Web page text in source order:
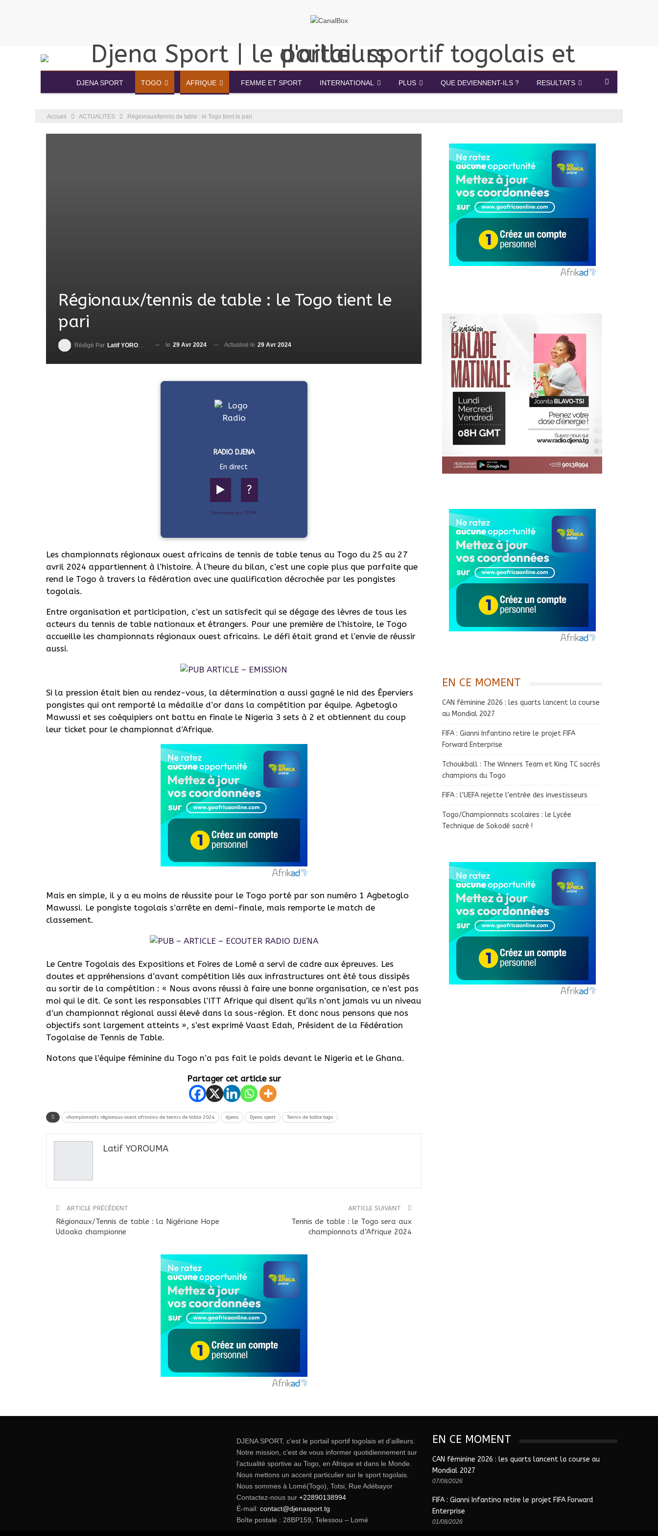
DJENA SPORT TOGO AFRIQUE FEMME ET SPORT INTERNATIONAL PLUS QUE DEVIENNENT-ILS ? RESULTATS
Accueil ACTUALITES Régionaux/tennis de table : le Togo tient le pari
Régionaux/tennis de table : le Togo tient le
pari
Rédigé Par Latif YOROUMA le 29 Avr 2024 Actualisé le 29 Avr 2024
RADIO DJENA
En direct
▶️ ?
Développé par OTIYA
Les championnats régionaux ouest africains de tennis de table tenus au Togo du 25 au 27
avril 2024 appartiennent à l’histoire. À l’heure du bilan, c’est une copie plus que parfaite que
rend le Togo à travers la fédération avec une qualification décrochée par les pongistes
togolais.
Entre organisation et participation, c’est un satisfecit qui se dégage des lèvres de tous les
acteurs du tennis de table nationaux et étrangers. Pour une première de l’histoire, le Togo
accueille les championnats régionaux ouest africains. Le défi était grand et l’envie de réussir
aussi.
Si la pression était bien au rendez-vous, la détermination a aussi gagné le nid des Éperviers
pongistes qui ont remporté la médaille d’or dans la compétition par équipe. Agbetoglo
Mawussi et ses coéquipiers ont battu en finale le Nigeria 3 sets à 2 et obtiennent du coup
leur ticket pour le championnat d’Afrique.
Mais en simple, il y a eu moins de réussite pour le Togo porté par son numéro 1 Agbetoglo
Mawussi. Le pongiste togolais s’arrête en demi-finale, mais remporte le match de
classement.
Le Centre Togolais des Expositions et Foires de Lomé a servi de cadre aux épreuves. Les
doutes et appréhensions d’avant compétition liés aux infrastructures ont été tous dissipés
au sortir de la compétition : « Nous avons réussi à faire une bonne organisation, ce n’est pas
moi qui le dit. Ce sont les responsables l’ITT Afrique qui disent qu’ils n’ont jamais vu un niveau
d’un championnat régional aussi élevé dans la sous-région. Et donc nous pensons que nos
objectifs sont largement atteints », s’est exprimé Vaast Edah, Président de la Fédération
Togolaise de Tennis de Table.
Notons que l’équipe féminine du Togo n’a pas fait le poids devant le Nigeria et le Ghana.
Partager cet article sur
championnats régionaux ouest africains de tennis de table 2024 djena Djena sport Tennis de table togo
Latif YOROUMA
ARTICLE PRÉCÉDENT
Régionaux/Tennis de table : la Nigériane Hope
Udoaka championne
ARTICLE SUIVANT
Tennis de table : le Togo sera aux
championnats d’Afrique 2024
EN CE MOMENT
CAN féminine 2026 : les quarts lancent la course
au Mondial 2027
FIFA : Gianni Infantino retire le projet FIFA
Forward Enterprise
Tchoukball : The Winners Team et King TC sacrés
champions du Togo
FIFA : l’UEFA rejette l’entrée des investisseurs
Togo/Championnats scolaires : le Lycée
Technique de Sokodé sacré !
DJENA SPORT, c’est le portail sportif togolais et d’ailleurs.
Notre mission, c’est de vous informer quotidiennement sur
l’actualité sportive au Togo, en Afrique et dans le Monde.
Nous mettons un accent particulier sur le sport togolais.
Nous sommes à Lomé(Togo), Totsi, Rue Adébayor
Contactez-nous sur +22890138994
É-mail: contact@djenasport.tg
Boîte postale : 28BP159, Telessou – Lomé
EN CE MOMENT
CAN féminine 2026 : les quarts lancent la course au
Mondial 2027
07/08/2026
FIFA : Gianni Infantino retire le projet FIFA Forward
Enterprise
01/08/2026